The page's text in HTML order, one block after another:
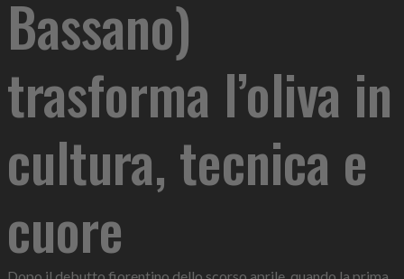
Bassano)
trasforma l’oliva in
cultura, tecnica e
cuore